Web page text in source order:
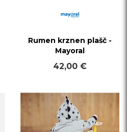
Rumen krznen plašč -
Mayoral
42,00 €